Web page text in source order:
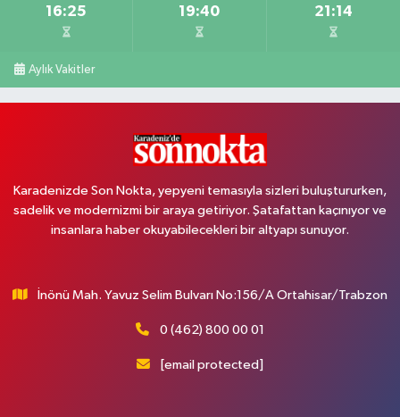
16:25 19:40 21:14
Aylık Vakitler
Karadenizde Son Nokta, yepyeni temasıyla sizleri buluştururken,
sadelik ve modernizmi bir araya getiriyor. Şatafattan kaçınıyor ve
insanlara haber okuyabilecekleri bir altyapı sunuyor.
İnönü Mah. Yavuz Selim Bulvarı No:156/A Ortahisar/Trabzon
0 (462) 800 00 01
[email protected]